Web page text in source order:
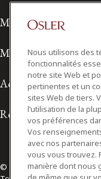
Modalités de
Modalités
Accessibilité
Relations avec les
© 2026 Osler, Hoskin &
Nous utilisons des
fonctionnalités
notre site Web et
pertinentes et un
sites Web de tiers.
l’utilisation de la
vos préférences
Vos
avec nos
vous vous trouvez.
manière dont nous